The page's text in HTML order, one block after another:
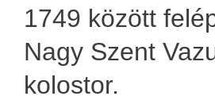
1749 között
Nagy Szent
kolostor.